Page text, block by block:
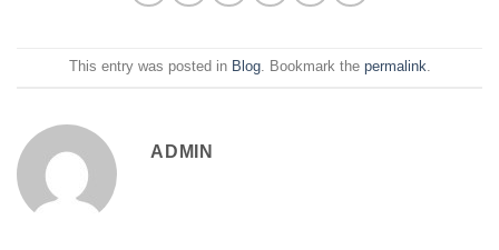
This entry was posted in Blog. Bookmark the permalink.
ADMIN